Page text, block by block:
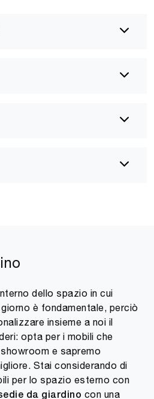
dello spazio in cui
è fondamentale, perciò
insieme a noi il
opta per i mobili che
e sapremo
Stai considerando di
per lo spazio esterno con
da giardino con una